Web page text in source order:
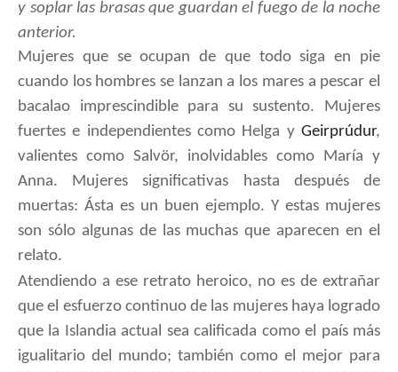
y soplar las brasas que guardan el fuego de la noche
anterior.
Mujeres que se ocupan de que todo siga en pie
cuando los hombres se lanzan a los mares a pescar el
bacalao imprescindible para su sustento. Mujeres
fuertes e independientes como Helga yGeirprúdur,
valientes como Salvör, inolvidables como María y
Anna. Mujeres significativas hasta después de
muertas: Ásta es un buen ejemplo. Y estas mujeres
son sólo algunas de las muchas que aparecen en el
relato.
Atendiendo a ese retrato heroico, no es de extrañar
que el esfuerzo continuo de las mujeres haya logrado
que la Islandia actual sea calificada como el país más
igualitario del mundo; también como el mejor para